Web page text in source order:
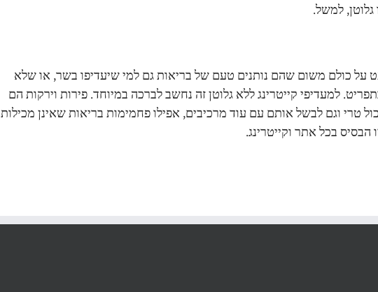
למשל.
על כולם משום שהם נותנים טעם של בריאות גם למי שיעדיפו בשר, או שלא
למעדיפי קייטרינג ללא גלוטן זה נחשב לברכה במיוחד. פירות וירקות הם
טרי וגם לבשל אותם עם עוד מרכיבים, אפילו פחמימות בריאות שאינן מכילות
הבסיס בכל אתר וקייטרינג.